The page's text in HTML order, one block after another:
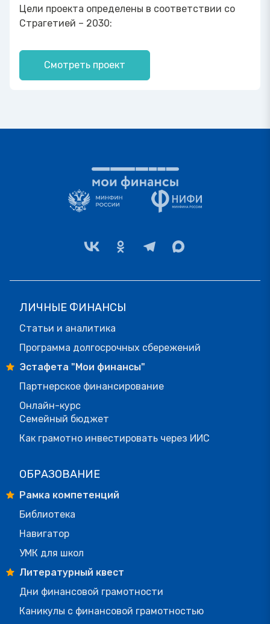
Цели проекта определены в соответствии со
Страгетией – 2030:
Смотреть проект
ЛИЧНЫЕ ФИНАНСЫ
Статьи и аналитика
Программа долгосрочных сбережений
Эстафета "Мои финансы"
Партнерское финансирование
Онлайн-курс
Семейный бюджет
Как грамотно инвестировать через ИИС
ОБРАЗОВАНИЕ
Рамка компетенций
Библиотека
Навигатор
УМК для школ
Литературный квест
Дни финансовой грамотности
Каникулы с финансовой грамотностью